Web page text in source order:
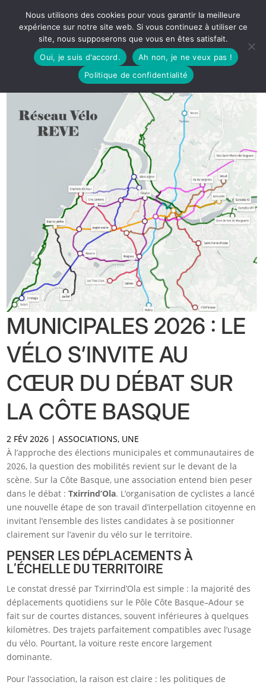
MUNICIPALES 2026 : LE
VÉLO S’INVITE AU
CŒUR DU DÉBAT SUR
LA CÔTE BASQUE
2 FÉV 2026 |ASSOCIATIONS, UNE
À l’approche des élections municipales et communautaires de
2026, la question des mobilités revient sur le devant de la
scène. Sur la Côte Basque, une association entend bien peser
dans le débat :Txirrind’Ola. L’organisation de cyclistes a lancé
une nouvelle étape de son travail d’interpellation citoyenne en
invitant l’ensemble des listes candidates à se positionner
clairement sur l’avenir du vélo sur le territoire.
PENSER LES DÉPLACEMENTS À
L’ÉCHELLE DU TERRITOIRE
Le constat dressé par Txirrind’Ola est simple : la majorité des
déplacements quotidiens sur le Pôle Côte Basque–Adour se
fait sur de courtes distances, souvent inférieures à quelques
kilomètres. Des trajets parfaitement compatibles avec l’usage
du vélo. Pourtant, la voiture reste encore largement
dominante.
Pour l’association, la raison est claire : les politiques de
Nous utilisons des cookies pour vous garantir la meilleure
expérience sur notre site web. Si vous continuez à utiliser ce
site, nous supposerons que vous en êtes satisfait.
Oui, je suis d'accord.
Ah non, je ne veux pas !
Politique de confidentialité